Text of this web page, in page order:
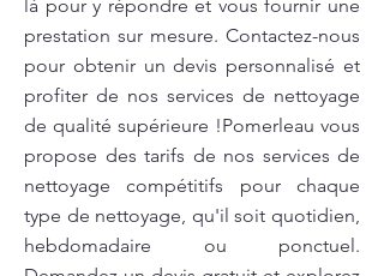
là pour y répondre et vous fournir une
prestation sur mesure. Contactez-nous
pour obtenir un devis personnalisé et
profiter de nos services de nettoyage
de qualité supérieure !Pomerleau vous
propose des tarifs de nos services de
nettoyage compétitifs pour chaque
type de nettoyage, qu'il soit quotidien,
hebdomadaire ou ponctuel.